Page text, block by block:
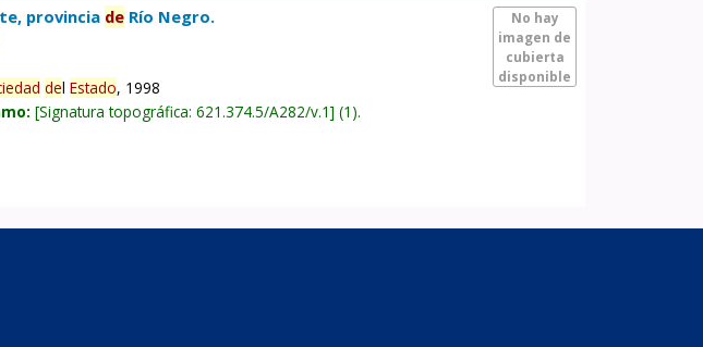
No hay
imagen de
cubierta
disponible
provincia de Río Negro.
delEstado, 1998
Signatura topográfica:621.374.5/A282/v.1 (1).